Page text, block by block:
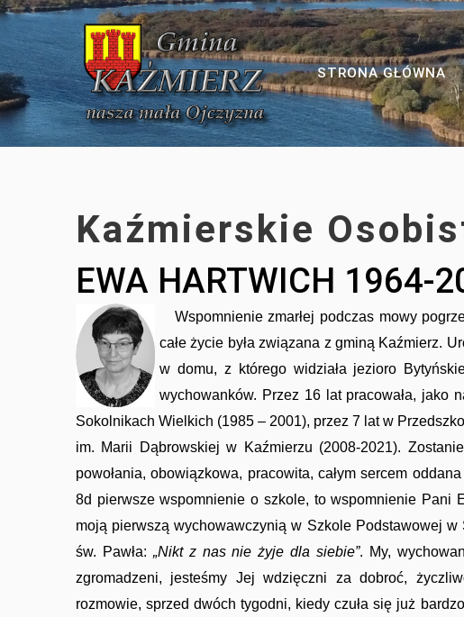
STRONA GŁÓWNA
Kaźmierskie
EWA HARTWICH 1964-
Wspomnienie zmarłej podczas mowy
całe życie była związana z gminą Kaźmierz.
w domu, z którego widziała jezioro
wychowanków. Przez 16 lat pracowała, jako
Sokolnikach Wielkich (1985 – 2001), przez 7 lat w
im. Marii Dąbrowskiej w Kaźmierzu (2008-2021).
powołania, obowiązkowa, pracowita, całym sercem
8d pierwsze wspomnienie o szkole, to wspomnienie Pani
moją pierwszą wychowawczynią w Szkole Podstawowej
św. Pawła: „Nikt z nas nie żyje dla siebie”. My,
zgromadzeni, jesteśmy Jej wdzięczni za dobroć,
rozmowie, sprzed dwóch tygodni, kiedy czuła się już
Polityka Prywatności
Imprezy masowe
Dawniej i dziś
Roczniki Szkolne
Szkoła Bytyń
Szkoła Gaj Wielki
Szkoła Sokolniki Wielkie
Gmina Kaźmierz
Kalendarium
Koncerty
Przedstawienia
Wydarzenia